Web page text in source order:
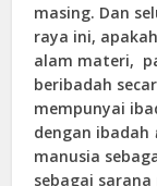
masing. Dan
raya ini,
alam materi,
beribadah
mempunyai
dengan ibadah
manusia
sebagai